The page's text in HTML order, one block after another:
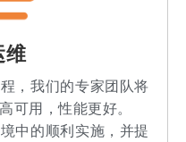
维
，我们的专家团队将
可用，性能更好。
中的顺利实施，并提